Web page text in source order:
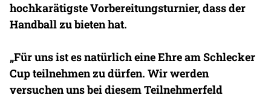
hochkarätigste Vorbereitungsturnier, dass der
Handball zu bieten hat.
„Für uns ist es natürlich eine Ehre am Schlecker
Cup teilnehmen zu dürfen. Wir werden
versuchen uns bei diesem Teilnehmerfeld